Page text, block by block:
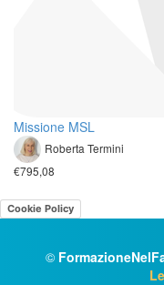
Missione MSL
Roberta Termini
€795,08
Cookie Policy
©